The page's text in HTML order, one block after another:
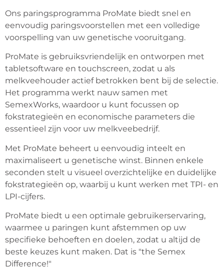
Ons paringsprogramma ProMate biedt snel en
eenvoudig paringsvoorstellen met een volledige
voorspelling van uw genetische vooruitgang.
ProMate is gebruiksvriendelijk en ontworpen met
tabletsoftware en touchscreen, zodat u als
melkveehouder actief betrokken bent bij de selectie.
Het programma werkt nauw samen met
SemexWorks, waardoor u kunt focussen op
fokstrategieën en economische parameters die
essentieel zijn voor uw melkveebedrijf.
Met ProMate beheert u eenvoudig inteelt en
maximaliseert u genetische winst. Binnen enkele
seconden stelt u visueel overzichtelijke en duidelijke
fokstrategieën op, waarbij u kunt werken met TPI- en
LPI-cijfers.
ProMate biedt u een optimale gebruikerservaring,
waarmee u paringen kunt afstemmen op uw
specifieke behoeften en doelen, zodat u altijd de
beste keuzes kunt maken. Dat is "the Semex
Difference!"